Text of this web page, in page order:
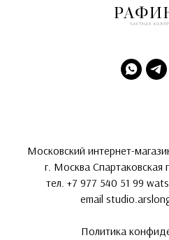
Московский интернет-
г. Москва
тел. +7 977 540 51 99
email
Политика